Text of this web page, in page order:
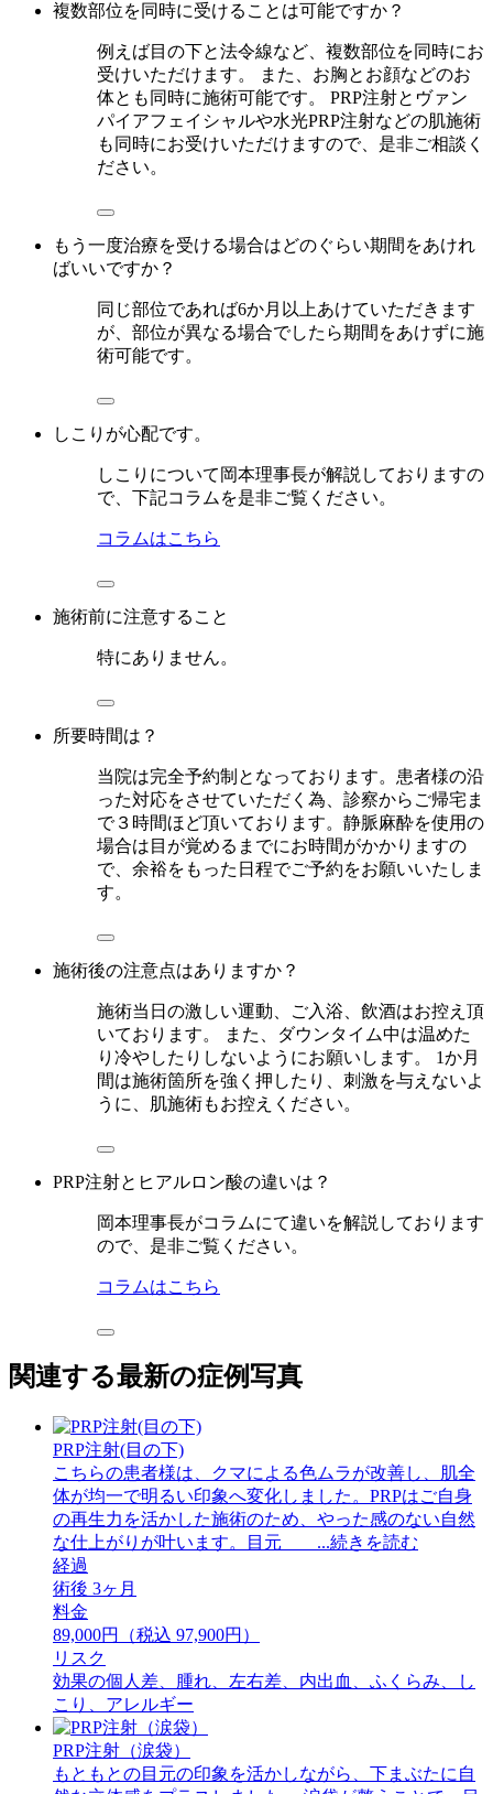
複数部位を同時に受けることは可能ですか？
例えば目の下と法令線など、複数部位を同時にお
受けいただけます。 また、お胸とお顔などのお
体とも同時に施術可能です。 PRP注射とヴァン
パイアフェイシャルや水光PRP注射などの肌施術
も同時にお受けいただけますので、是非ご相談く
ださい。
もう一度治療を受ける場合はどのぐらい期間をあけれ
ばいいですか？
同じ部位であれば6か月以上あけていただきます
が、部位が異なる場合でしたら期間をあけずに施
術可能です。
しこりが心配です。
しこりについて岡本理事長が解説しておりますの
で、下記コラムを是非ご覧ください。
コラムはこちら
施術前に注意すること
特にありません。
所要時間は？
当院は完全予約制となっております。患者様の沿
った対応をさせていただく為、診察からご帰宅ま
で３時間ほど頂いております。静脈麻酔を使用の
場合は目が覚めるまでにお時間がかかりますの
で、余裕をもった日程でご予約をお願いいたしま
す。
施術後の注意点はありますか？
施術当日の激しい運動、ご入浴、飲酒はお控え頂
いております。 また、ダウンタイム中は温めた
り冷やしたりしないようにお願いします。 1か月
間は施術箇所を強く押したり、刺激を与えないよ
うに、肌施術もお控えください。
PRP注射とヒアルロン酸の違いは？
岡本理事長がコラムにて違いを解説しております
ので、是非ご覧ください。
コラムはこちら
関連する最新の症例写真
PRP注射(目の下)
こちらの患者様は、クマによる色ムラが改善し、肌全
体が均一で明るい印象へ変化しました。PRPはご自身
の再生力を活かした施術のため、やった感のない自然
な仕上がりが叶います。目元 ...続きを読む
経過
術後 3ヶ月
料金
89,000円（税込 97,900円）
リスク
効果の個人差、腫れ、左右差、内出血、ふくらみ、し
こり、アレルギー
PRP注射（涙袋）
もともとの目元の印象を活かしながら、下まぶたに自